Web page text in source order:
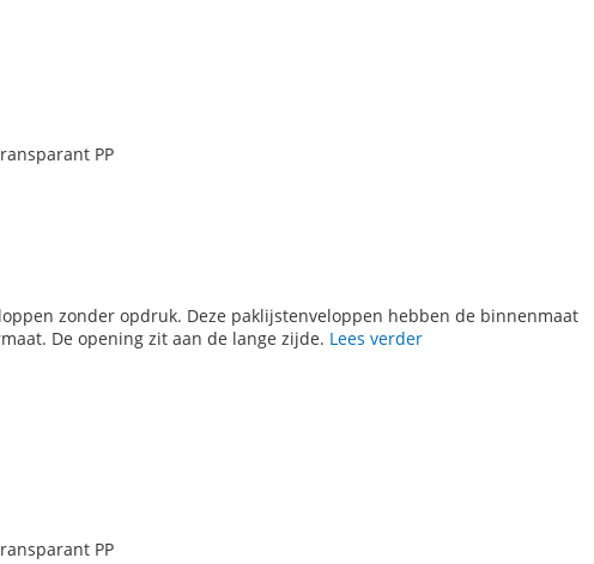
PP
zonder opdruk. Deze paklijstenveloppen hebben de binnenmaat
De opening zit aan de lange zijde. Lees verder
PP